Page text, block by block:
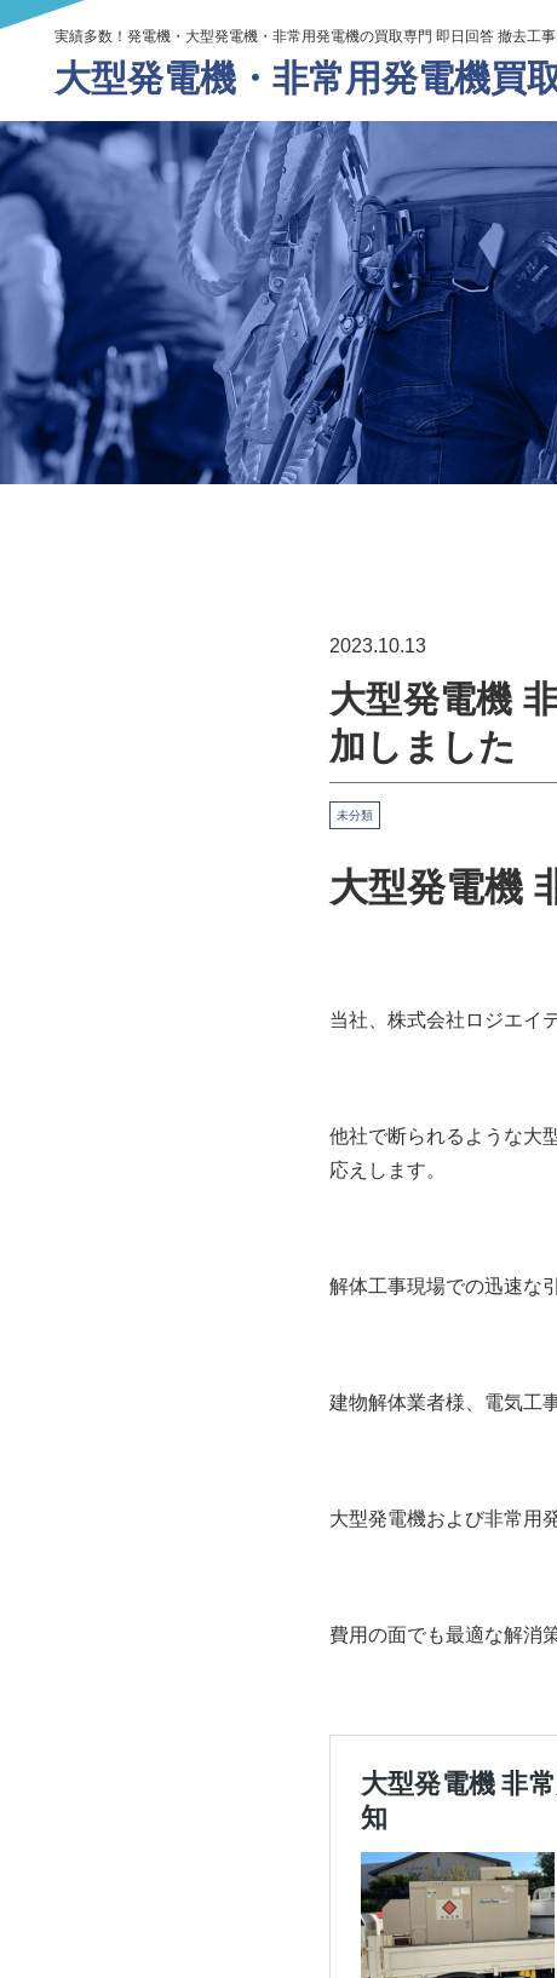
実績多数！発電機・大型発電機・非常用発電機の買取専門 即日回答 撤去工
大型発電機・ 非常用発電機買
2023.10.13
大型発電機
加しました
未分類
大型発電機
当社、株式会社ロジエイ
他社で断られるような大
応えします。
解体工事現場での迅速な
建物解体業者様、電気工
大型発電機および非常用
費用の面でも最適な解消